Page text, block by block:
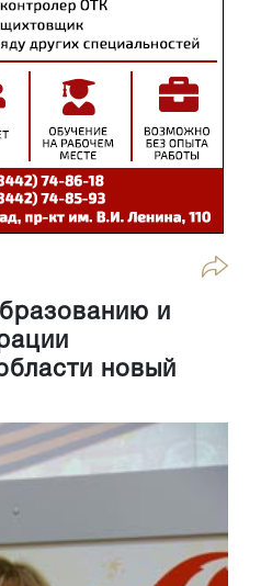
и
новый